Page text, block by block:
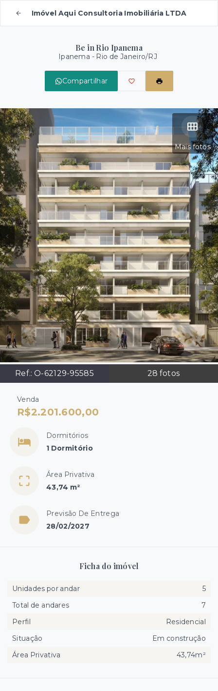
Imóvel Aqui Consultoria Imobiliária LTDA
Be in Rio Ipanema
Ipanema - Rio de Janeiro/RJ
Compartilhar
Mais fotos
Ref.:O-62129-95585 28 fotos
Venda
R$2.201.600,00
Dormitórios
1 Dormitório
Área Privativa
43,74 m²
Previsão De Entrega
28/02/2027
Ficha do imóvel
Unidades por andar
5
Total de andares
7
Perfil
Residencial
Situação
Em construção
Área Privativa
43,74m²